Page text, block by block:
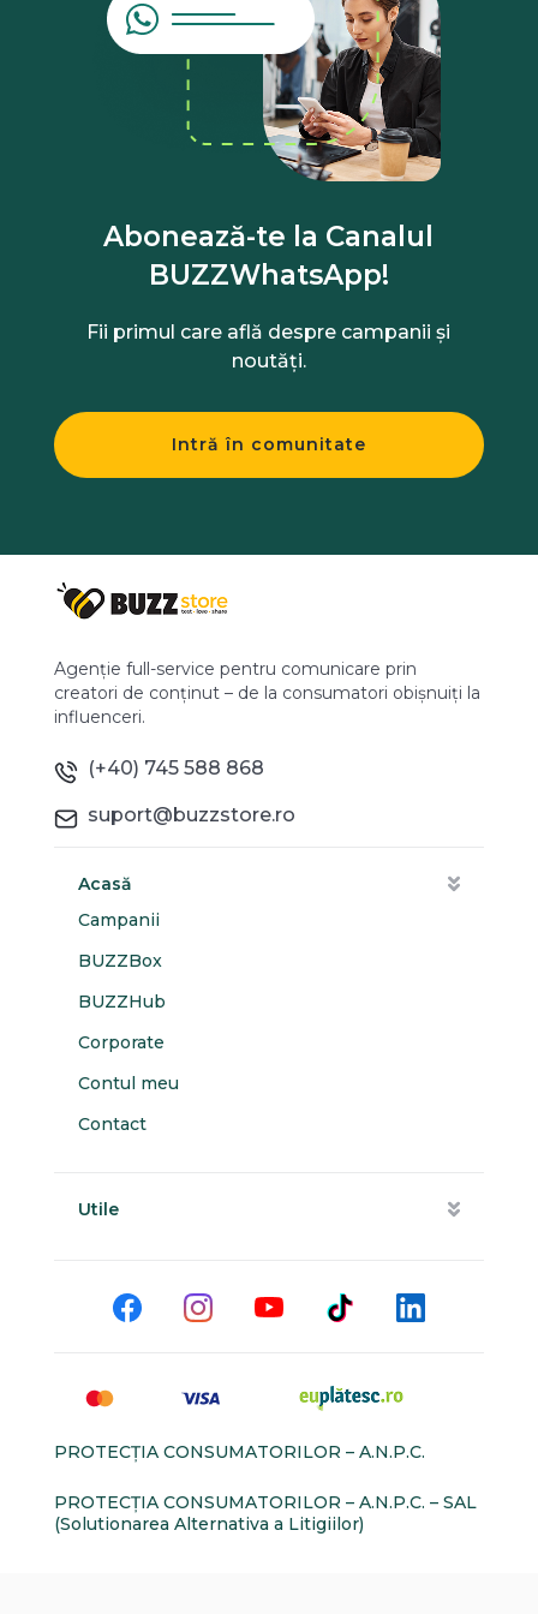
Abonează-te la Canalul
BUZZWhatsApp!
Fii primul care află despre campanii și
noutăți.
Intră în comunitate
Agenție full-service pentru comunicare prin
creatori de conținut – de la consumatori obișnuiți la
influenceri.
(+40) 745 588 868
suport@buzzstore.ro
Acasă
Campanii
BUZZBox
BUZZHub
Corporate
Contul meu
Contact
Utile
PROTECŢIA CONSUMATORILOR – A.N.P.C.
PROTECŢIA CONSUMATORILOR – A.N.P.C. – SAL
(Solutionarea Alternativa a Litigiilor)